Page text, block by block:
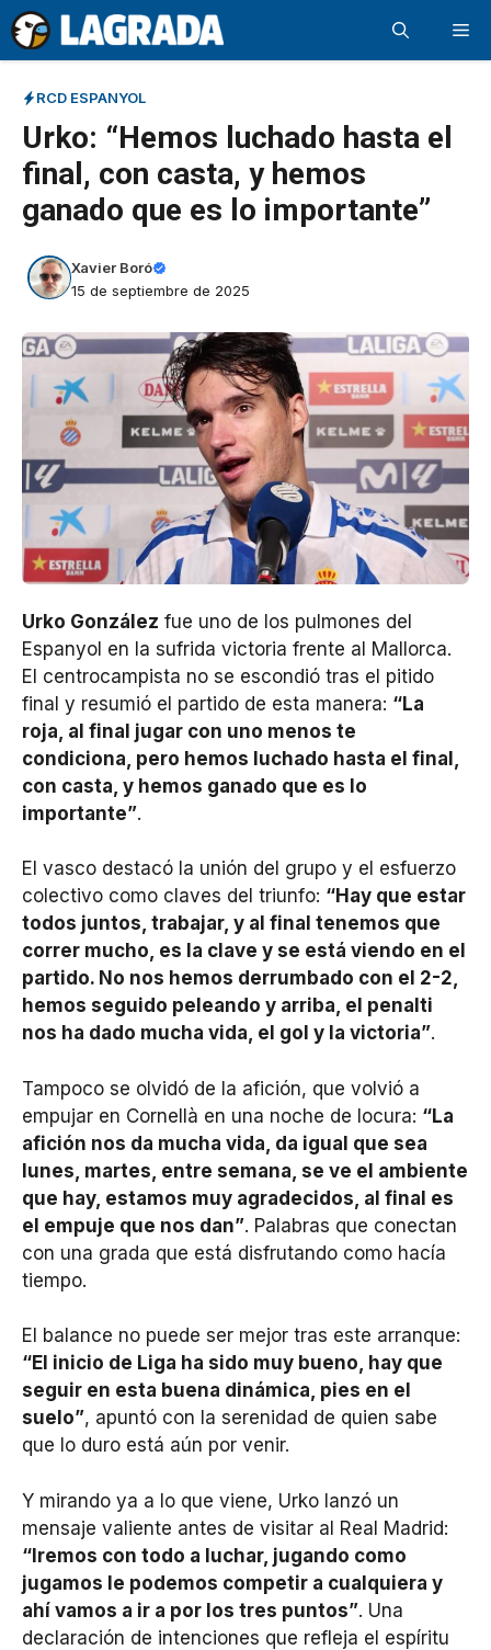
Saltar
al
contenido
RCD ESPANYOL
Urko: “Hemos luchado hasta el
final, con casta, y hemos
ganado que es lo importante”
Xavier Boró
15 de septiembre de 2025
Urko González fue uno de los pulmones del
Espanyol en la sufrida victoria frente al Mallorca.
El centrocampista no se escondió tras el pitido
final y resumió el partido de esta manera: “La
roja, al final jugar con uno menos te
condiciona, pero hemos luchado hasta el final,
con casta, y hemos ganado que es lo
importante”.
El vasco destacó la unión del grupo y el esfuerzo
colectivo como claves del triunfo: “Hay que estar
todos juntos, trabajar, y al final tenemos que
correr mucho, es la clave y se está viendo en el
partido. No nos hemos derrumbado con el 2-2,
hemos seguido peleando y arriba, el penalti
nos ha dado mucha vida, el gol y la victoria”.
Tampoco se olvidó de la afición, que volvió a
empujar en Cornellà en una noche de locura: “La
afición nos da mucha vida, da igual que sea
lunes, martes, entre semana, se ve el ambiente
que hay, estamos muy agradecidos, al final es
el empuje que nos dan”. Palabras que conectan
con una grada que está disfrutando como hacía
tiempo.
El balance no puede ser mejor tras este arranque:
“El inicio de Liga ha sido muy bueno, hay que
seguir en esta buena dinámica, pies en el
suelo”, apuntó con la serenidad de quien sabe
que lo duro está aún por venir.
Y mirando ya a lo que viene, Urko lanzó un
mensaje valiente antes de visitar al Real Madrid:
“Iremos con todo a luchar, jugando como
jugamos le podemos competir a cualquiera y
ahí vamos a ir a por los tres puntos”. Una
declaración de intenciones que refleja el espíritu